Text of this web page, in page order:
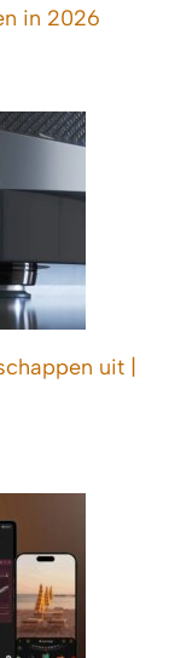
in 2026
uit |